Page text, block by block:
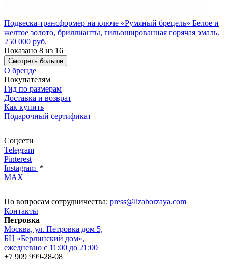
Подвеска-трансформер на ключе «Румяный брецель» Белое и
желтое золото, бриллианты, гильошированная горячая эмаль.
250 000 руб.
Показано 8 из 16
Смотреть больше
О бренде
Покупателям
Гид по размерам
Доставка и возврат
Как купить
Подарочный сертификат
Соцсети
Telegram
Pinterest
Instagram *
MAX
По вопросам сотрудничества: press@lizaborzaya.com
Контакты
Петровка
Москва, ул. Петровка дом 5,
БЦ «Берлинский дом»,
ежедневно с 11:00 до 21:00
+7 909 999-28-08